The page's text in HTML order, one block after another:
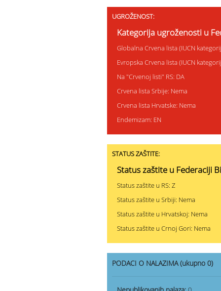
UGROŽENOST:
Kategorija ugroženosti u
Globalna Crvena lista (IUCN
Evropska Crvena lista (IUCN
Na "Crvenoj listi" RS: DA
Crvena lista Srbije: Nema
Crvena lista Hrvatske: Nema
Endemizam: EN
STATUS ZAŠTITE:
Status zaštite u Federaciji
Status zaštite u RS: Z
Status zaštite u Srbiji: Nema
Status zaštite u Hrvatskoj: Nema
Status zaštite u Crnoj Gori: Nema
PODACI O NALAZIMA (ukupno 0)